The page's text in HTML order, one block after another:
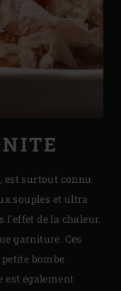
est surtout connu
souples et ultra
de la chaleur.
garniture. Ces
bombe
est également